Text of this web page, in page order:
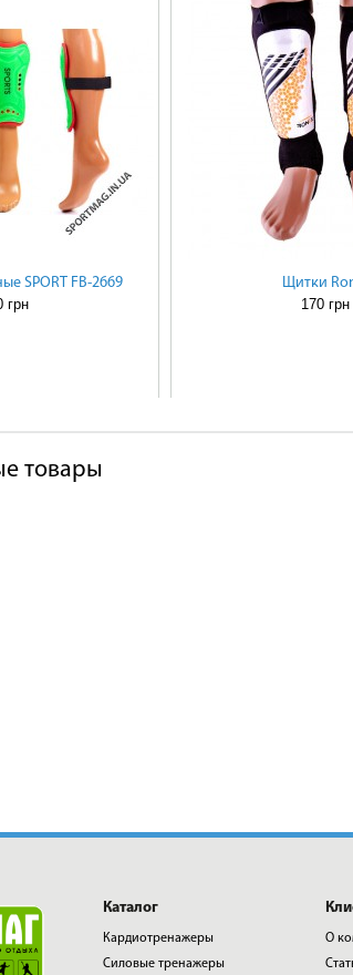
SPORT FB-2669
грн
Щитки
170 грн
товары
Каталог
Кардиотренажеры
Силовые тренажеры
О